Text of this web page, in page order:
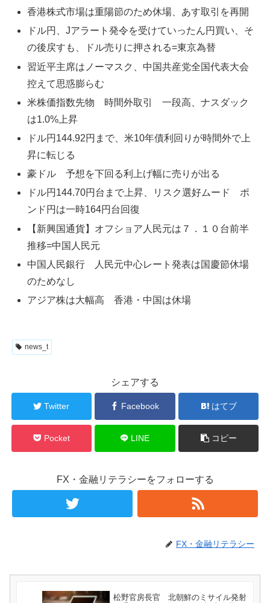
香港株式市場は重陽節のため休場、あす取引を再開
ドル円、Jアラート発令を受けていったん円買い、そ
の後戻すも、ドル売りに押される=東京為替
習近平主席はノーマスク、中国共産党全国代表大会
控えて思惑膨らむ
米株価指数先物 時間外取引 一段高、ナスダック
は1.0%上昇
ドル円144.92円まで、米10年債利回りが時間外で上
昇に転じる
豪ドル 予想を下回る利上げ幅に売りが出る
ドル円144.70円台まで上昇、リスク選好ムード ポ
ンド円は一時164円台回復
【新興国通貨】オフショア人民元は７．１０台前半
推移=中国人民元
中国人民銀行 人民元中心レート発表は国慶節休場
のためなし
アジア株は大幅高 香港・中国は休場
news_t
シェアする
Twitter Facebook はてブ
Pocket LINE コピー
FX・金融リテラシーをフォローする
FX・金融リテラシー
松野官房長官 北朝鮮のミサイル発射